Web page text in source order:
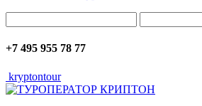
+7 495 955 78 77
kryptontour